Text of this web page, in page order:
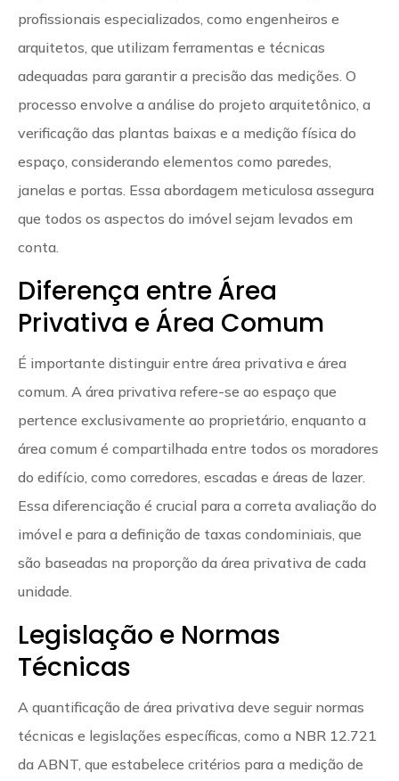
profissionais especializados, como engenheiros e
arquitetos, que utilizam ferramentas e técnicas
adequadas para garantir a precisão das medições. O
processo envolve a análise do projeto arquitetônico, a
verificação das plantas baixas e a medição física do
espaço, considerando elementos como paredes,
janelas e portas. Essa abordagem meticulosa assegura
que todos os aspectos do imóvel sejam levados em
conta.
Diferença entre Área
Privativa e Área Comum
É importante distinguir entre área privativa e área
comum. A área privativa refere-se ao espaço que
pertence exclusivamente ao proprietário, enquanto a
área comum é compartilhada entre todos os moradores
do edifício, como corredores, escadas e áreas de lazer.
Essa diferenciação é crucial para a correta avaliação do
imóvel e para a definição de taxas condominiais, que
são baseadas na proporção da área privativa de cada
unidade.
Legislação e Normas
Técnicas
A quantificação de área privativa deve seguir normas
técnicas e legislações específicas, como a NBR 12.721
da ABNT, que estabelece critérios para a medição de